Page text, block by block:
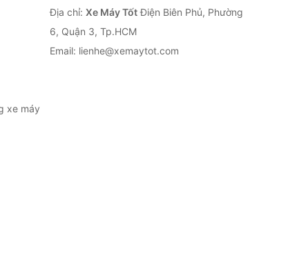
xe máy
Địa chỉ: Xe Máy TốtĐiện Biên Phủ, Phường
6, Quận 3, Tp.HCM
Email: lienhe@xemaytot.com